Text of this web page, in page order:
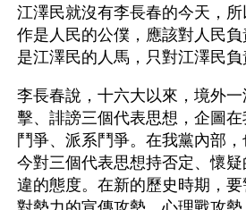
江澤民就沒有李長春的今天，
作是人民的公僕，應該對人民
是江澤民的人馬，只對江澤民負
李長春說，十六大以來，境外
擊、誹謗三個代表思想，企圖
鬥爭、派系鬥爭。在我黨內部
今對三個代表思想持否定、懷
違的態度。在新的歷史時期，